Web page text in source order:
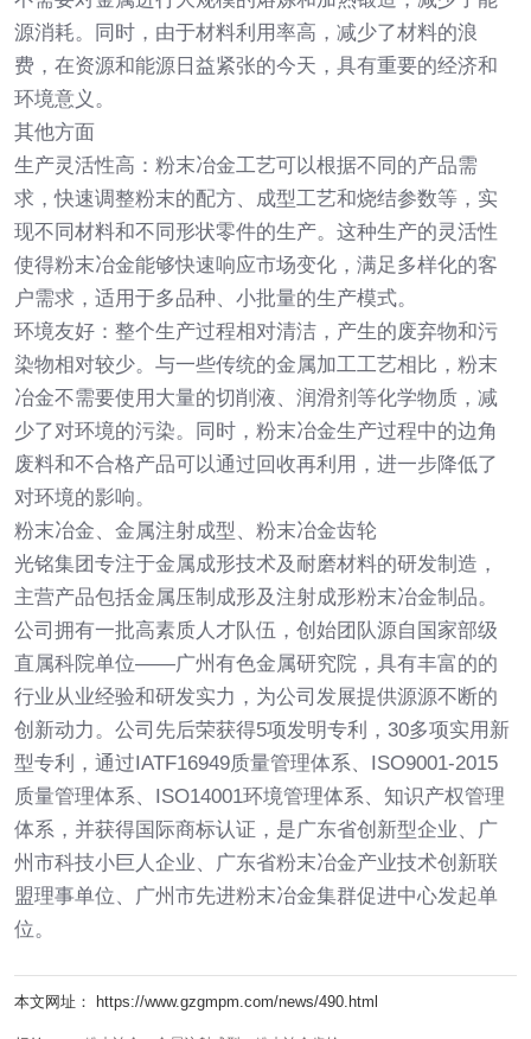
源消耗。同时，由于材料利用率高，减少了材料的浪
费，在资源和能源日益紧张的今天，具有重要的经济和
环境意义。
其他方面
生产灵活性高：粉末冶金工艺可以根据不同的产品需
求，快速调整粉末的配方、成型工艺和烧结参数等，实
现不同材料和不同形状零件的生产。这种生产的灵活性
使得粉末冶金能够快速响应市场变化，满足多样化的客
户需求，适用于多品种、小批量的生产模式。
环境友好：整个生产过程相对清洁，产生的废弃物和污
染物相对较少。与一些传统的金属加工工艺相比，粉末
冶金不需要使用大量的切削液、润滑剂等化学物质，减
少了对环境的污染。同时，粉末冶金生产过程中的边角
废料和不合格产品可以通过回收再利用，进一步降低了
对环境的影响。
粉末冶金、金属注射成型、粉末冶金齿轮
光铭集团专注于金属成形技术及耐磨材料的研发制造，
主营产品包括金属压制成形及注射成形粉末冶金制品。
公司拥有一批高素质人才队伍，创始团队源自国家部级
直属科院单位——广州有色金属研究院，具有丰富的的
行业从业经验和研发实力，为公司发展提供源源不断的
创新动力。公司先后荣获得5项发明专利，30多项实用新
型专利，通过IATF16949质量管理体系、ISO9001-2015
质量管理体系、ISO14001环境管理体系、知识产权管理
体系，并获得国际商标认证，是广东省创新型企业、广
州市科技小巨人企业、广东省粉末冶金产业技术创新联
盟理事单位、广州市先进粉末冶金集群促进中心发起单
位。
本文网址： https://www.gzgmpm.com/news/490.html